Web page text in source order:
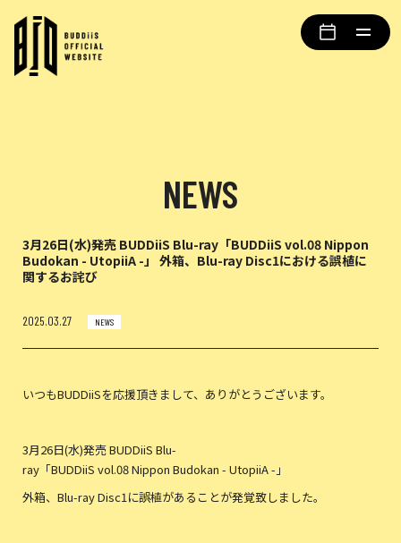
NEWS
3月26日(水)発売 BUDDiiS Blu-ray「BUDDiiS vol.08 Nippon
Budokan - UtopiiA -」 外箱、Blu-ray Disc1における誤植に
関するお詫び
2025.03.27 NEWS
いつもBUDDiiSを応援頂きまして、ありがとうございます。
3月26日(水)発売 BUDDiiS Blu-
ray「BUDDiiS vol.08 Nippon Budokan - UtopiiA -」
外箱、Blu-ray Disc1に誤植があることが発覚致しました。